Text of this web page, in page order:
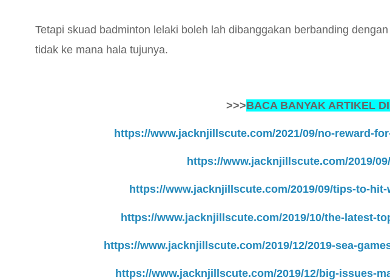
Tetapi skuad badminton lelaki boleh lah dibanggakan berbanding
tidak ke mana hala tujunya.
>>>BACA BANYAK ARTIKEL
https://www.jacknjillscute.com/2021/09/no-reward-
https://www.jacknjillscute.com/2019/
https://www.jacknjillscute.com/2019/09/tips-to-
https://www.jacknjillscute.com/2019/10/the-latest-
https://www.jacknjillscute.com/2019/12/2019-sea-
https://www.jacknjillscute.com/2019/12/big-issues-